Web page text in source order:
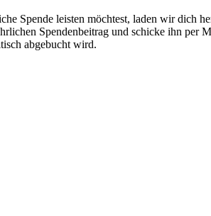
Spende leisten möchtest, laden wir dich
Spendenbeitrag und schicke ihn per
abgebucht wird.